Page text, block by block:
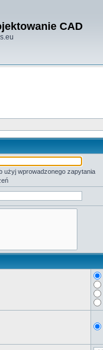
CAD
użyj wprowadzonego zapytania